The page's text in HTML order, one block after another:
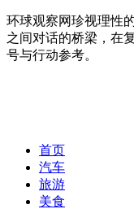
环球观察网珍视理性
之间对话的桥梁，在
号与行动参考。
首页
汽车
旅游
美食